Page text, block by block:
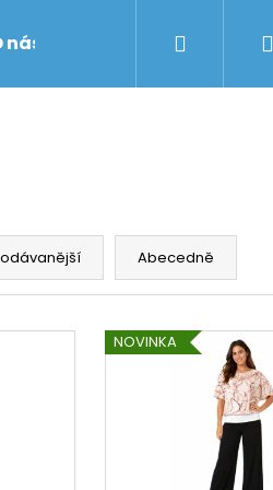
nás Obchodní podmínky
Abecedně
NOVINKA